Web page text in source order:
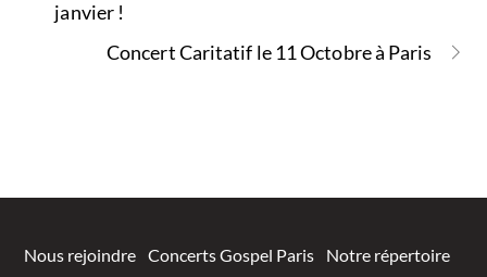
p
janvier !
Concert Caritatif le 11 Octobre à Paris
Nous rejoindre Concerts Gospel Paris Notre répertoire